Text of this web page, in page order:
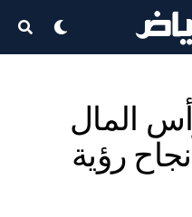
المال
رؤية